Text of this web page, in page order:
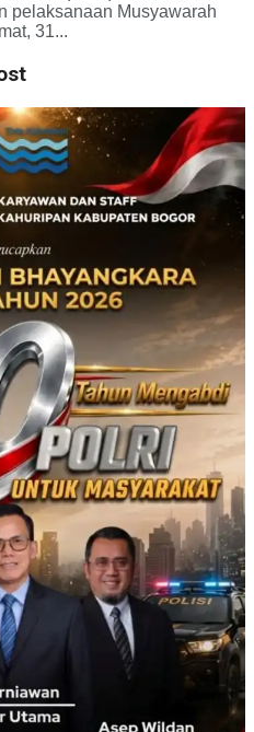
pelaksanaan Musyawarah
31...